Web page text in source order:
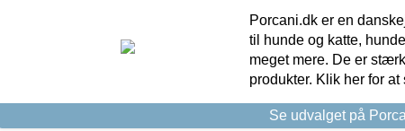
Porcani.dk er en
til hunde og katte,
meget mere. De er
produkter. Klik her for
Se udvalget på